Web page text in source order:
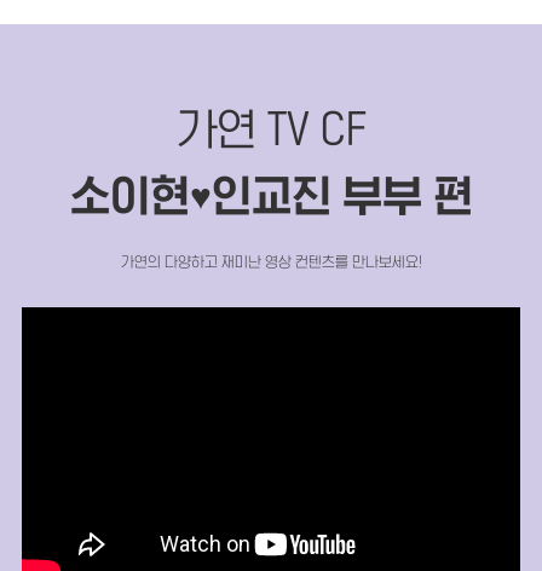
가연 TV CF
소이현♥인교진 부부 편
가연의 다양하고 재미난 영상 컨텐츠를 만나보세요!